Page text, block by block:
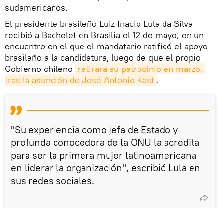
sudamericanos.
El presidente brasileño Luiz Inacio Lula da Silva
recibió a Bachelet en Brasilia el 12 de mayo, en un
encuentro en el que el mandatario ratificó el apoyo
brasileño a la candidatura, luego de que el propio
Gobierno chileno retirara su patrocinio en marzo,
tras la asunción de José Antonio Kast .
"Su experiencia como jefa de Estado y
profunda conocedora de la ONU la acredita
para ser la primera mujer latinoamericana
en liderar la organización", escribió Lula en
sus redes sociales.